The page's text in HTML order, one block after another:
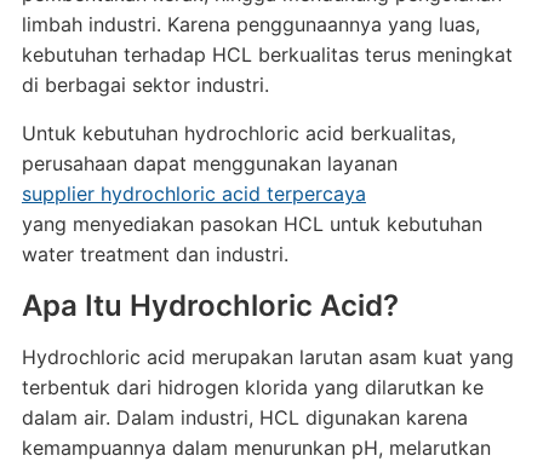
limbah industri. Karena penggunaannya yang luas,
kebutuhan terhadap HCL berkualitas terus meningkat
di berbagai sektor industri.
Untuk kebutuhan hydrochloric acid berkualitas,
perusahaan dapat menggunakan layanan
supplier hydrochloric acid terpercaya
yang menyediakan pasokan HCL untuk kebutuhan
water treatment dan industri.
Apa Itu Hydrochloric Acid?
Hydrochloric acid merupakan larutan asam kuat yang
terbentuk dari hidrogen klorida yang dilarutkan ke
dalam air. Dalam industri, HCL digunakan karena
kemampuannya dalam menurunkan pH, melarutkan